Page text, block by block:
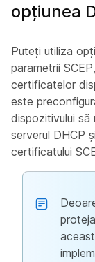
opțiunea
Puteți utiliza
parametrii
certificatelor
este
dispozitivului să
serverul DHCP
certificatului